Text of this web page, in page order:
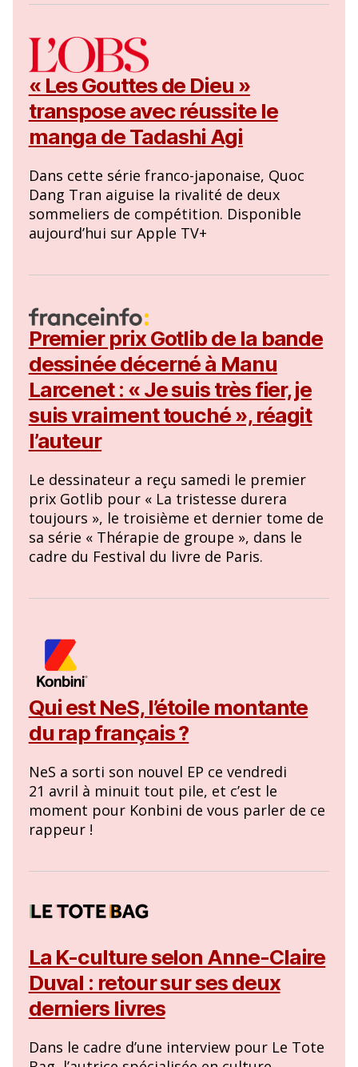
« Les Gouttes de Dieu »
transpose avec réussite le
manga de Tadashi Agi
Dans cette série franco-japonaise, Quoc
Dang Tran aiguise la rivalité de deux
sommeliers de compétition. Disponible
aujourd’hui sur Apple TV+
Premier prix Gotlib de la bande
dessinée décerné à Manu
Larcenet : « Je suis très fier, je
suis vraiment touché », réagit
l’auteur
Le dessinateur a reçu samedi le premier
prix Gotlib pour « La tristesse durera
toujours », le troisième et dernier tome de
sa série « Thérapie de groupe », dans le
cadre du Festival du livre de Paris.
Qui est NeS, l’étoile montante
du rap français ?
NeS a sorti son nouvel EP ce vendredi
21 avril à minuit tout pile, et c’est le
moment pour Konbini de vous parler de ce
rappeur !
La K-culture selon Anne-Claire
Duval : retour sur ses deux
derniers livres
Dans le cadre d’une interview pour Le Tote